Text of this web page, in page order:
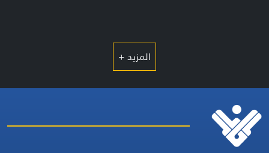
المزيد +